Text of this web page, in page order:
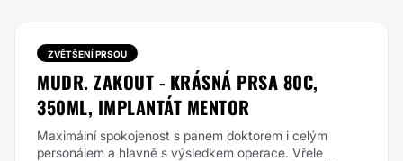
ZVĚTŠENÍ PRSOU
MUDR. ZAKOUT - KRÁSNÁ PRSA 80C,
350ML, IMPLANTÁT MENTOR
Maximální spokojenost s panem doktorem i celým
personálem a hlavně s výsledkem operace. Vřele